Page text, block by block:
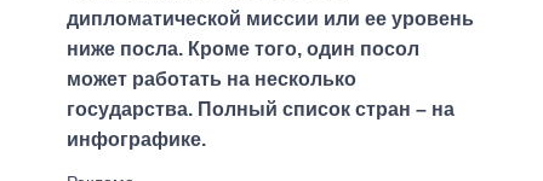
дипломатической миссии или ее уровень
ниже посла. Кроме того, один посол
может работать на несколько
государства. Полный список стран – на
инфографике.